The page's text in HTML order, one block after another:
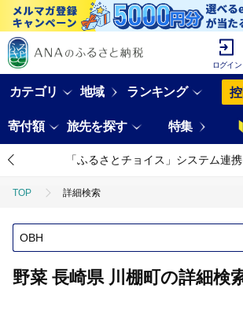
ログイン
カテゴリ 地域 ランキング
寄付額 旅先を探す 特集
「ふるさとチョイス」システム連
TOP 詳細検索
野菜 長崎県 川棚町の詳細検